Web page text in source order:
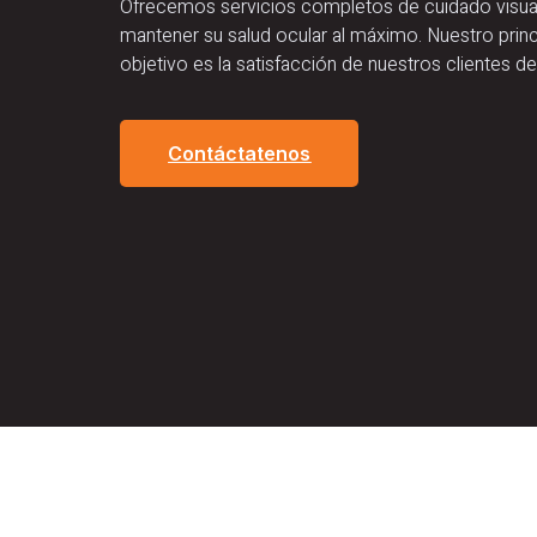
Ofrecemos servicios completos de cuidado
mantener su salud ocular al máximo. Nuestro
objetivo es la satisfacción de nuestros clientes
Contáctatenos